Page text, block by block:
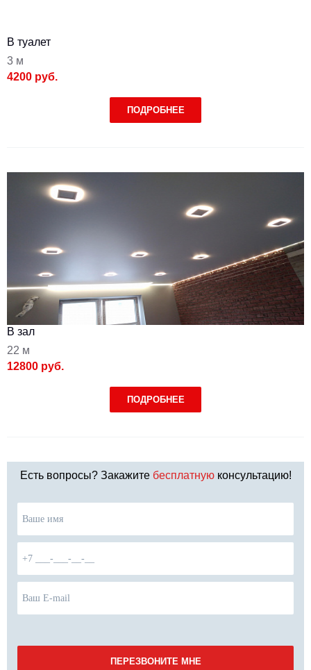
В туалет
3 м
4200 руб.
ПОДРОБНЕЕ
В зал
22 м
12800 руб.
ПОДРОБНЕЕ
Есть вопросы? Закажите бесплатнуюконсультацию!